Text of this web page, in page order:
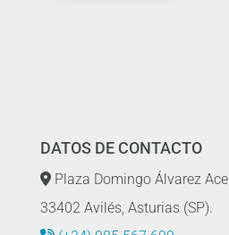
DATOS DE CONTACTO
Plaza Domingo Álvarez
33402 Avilés, Asturias (SP).